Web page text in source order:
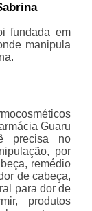
fundada em
manipula
Guaru
precisa no
por
remédio
de cabeça,
para dor de
produtos